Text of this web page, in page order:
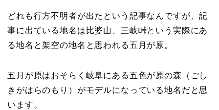
どれも行方不明者が出たという記事なんですが、記
事に出ている地名は比婆山、三岐峠という実際にあ
る地名と架空の地名と思われる五月が原。
五月が原はおそらく岐阜にある五色が原の森（ごし
きがはらのもり）がモデルになっている地名だと思
います。